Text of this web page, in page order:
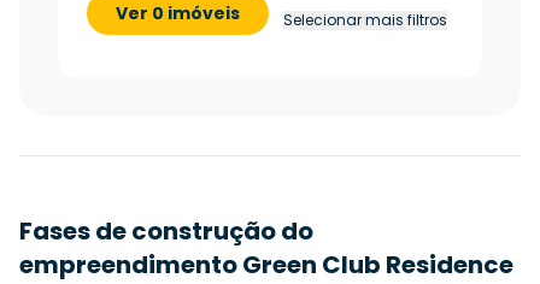
Ver 0 imóveis Selecionar mais filtros
Fases de construção do
empreendimento Green Club Residence